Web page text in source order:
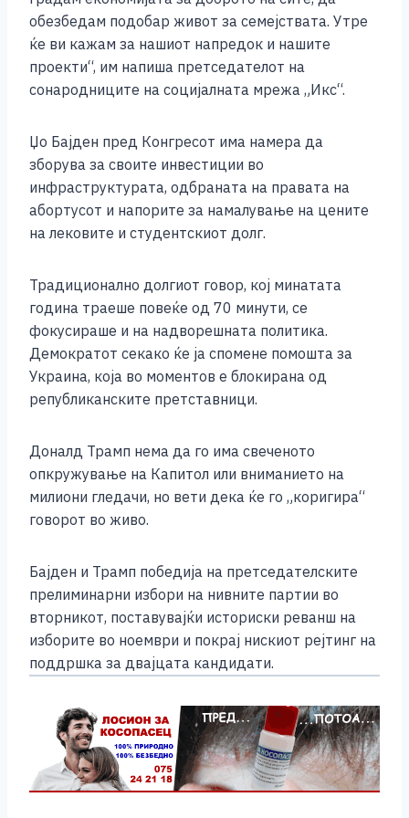
обезбедам подобар живот за семејствата. Утре
ќе ви кажам за нашиот напредок и нашите
проекти“, им напиша претседателот на
сонародниците на социјалната мрежа „Икс“.​
Џо Бајден пред Конгресот има намера да
зборува за своите инвестиции во
инфраструктурата, одбраната на правата на
абортусот и напорите за намалување на цените
на лековите и студентскиот долг.
Традиционално долгиот говор, кој минатата
година траеше повеќе од 70 минути, се
фокусираше и на надворешната политика.
Демократот секако ќе ја спомене помошта за
Украина, која во моментов е блокирана од
републиканските претставници.
Доналд Трамп нема да го има свеченото
опкружување на Капитол или вниманието на
милиони гледачи, но вети дека ќе го „коригира“
говорот во живо.
Бајден и Трамп победија на претседателските
прелиминарни избори на нивните партии во
вторникот, поставувајќи историски реванш на
изборите во ноември и покрај нискиот рејтинг на
поддршка за двајцата кандидати.